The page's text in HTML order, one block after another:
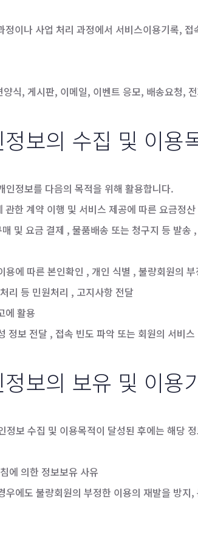
정이나 사업 처리 과정에서 서비스이용기록,
식, 게시판, 이메일, 이벤트 응모, 배송요청,
보의 수집 및 이용
인정보를 다음의 목적을 위해 활용합니다.
관한 계약 이행 및 서비스 제공에 따른 요금정산
및 요금 결제 , 물품배송 또는 청구지 등 발송
용에 따른 본인확인 , 개인 식별 , 불량회원의
리 등 민원처리 , 고지사항 전달
에 활용
정보 전달 , 접속 빈도 파악 또는 회원의 서비
보의 보유 및 이용
정보 수집 및 이용목적이 달성된 후에는 해당
에 의한 정보보유 사유
우에도 불량회원의 부정한 이용의 재발을 방